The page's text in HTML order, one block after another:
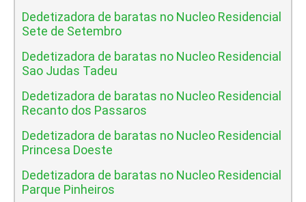
Dedetizadora de baratas no Nucleo Residencial
Sete de Setembro
Dedetizadora de baratas no Nucleo Residencial
Sao Judas Tadeu
Dedetizadora de baratas no Nucleo Residencial
Recanto dos Passaros
Dedetizadora de baratas no Nucleo Residencial
Princesa Doeste
Dedetizadora de baratas no Nucleo Residencial
Parque Pinheiros